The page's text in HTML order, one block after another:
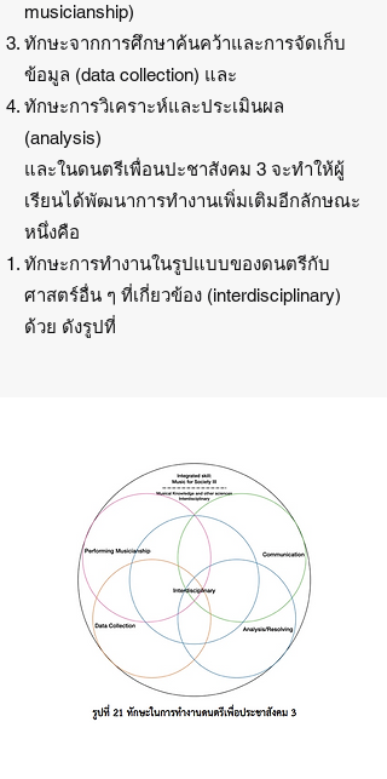
musicianship)
ทักษะจากการศึกษาค้นคว้าและการจัดเก็บ
ข้อมูล (data collection) และ
ทักษะการวิเคราะห์และประเมินผล
(analysis)
และในดนตรีเพื่อนปะชาสังคม 3 จะทำให้ผู้
เรียนได้พัฒนาการทำงานเพิ่มเติมอีกลักษณะ
หนึ่งคือ
ทักษะการทำงานในรูปแบบของดนตรีกับ
ศาสตร์อื่น ๆ ที่เกี่ยวข้อง (interdisciplinary)
ด้วย ดังรูปที่